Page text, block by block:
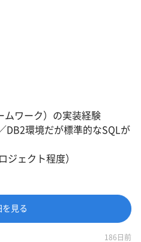
ムワーク）の実装経験
DB2環境だが標準的なSQLが
ジェクト程度）
を見る
186日前